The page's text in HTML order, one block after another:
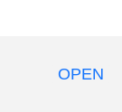
OPEN